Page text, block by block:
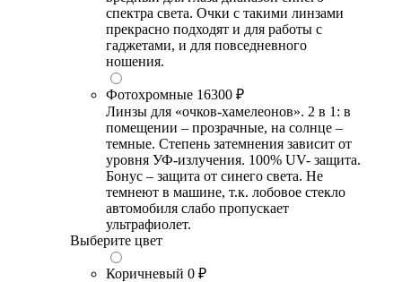
спектра света. Очки с такими линзами
прекрасно подходят и для работы с
гаджетами, и для повседневного
ношения.
Фотохромные 16300 ₽
Линзы для «очков-хамелеонов». 2 в 1: в
помещении – прозрачные, на солнце –
темные. Степень затемнения зависит от
уровня УФ-излучения. 100% UV- защита.
Бонус – защита от синего света. Не
темнеют в машине, т.к. лобовое стекло
автомобиля слабо пропускает
ультрафиолет.
Выберите цвет
Коричневый 0 ₽